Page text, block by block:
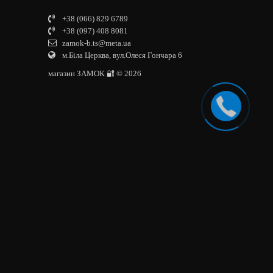
+38 (066) 829 6789
+38 (097) 408 8081
zamok-b.ts@meta.ua
м.Біла Церква, вул.Олеся Гончара 6
магазин ЗАМОК 🔐 © 2026